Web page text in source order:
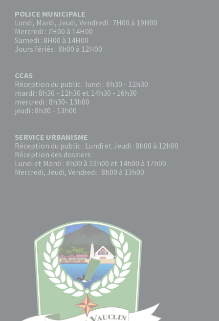
POLICE MUNICIPALE
Lundi, Mardi, Jeudi, Vendredi : 7H00 à 19H00
Mercredi : 7H00 à 14H00
Samedi : 8H00 à 14H00
Jours fériés : 8h00 à 12H00
CCAS
Réception du public : lundi : 8h30 - 12h30
mardi : 8h30 - 12h30 et 14h30 - 16h30
mercredi : 8h30- 13h00
jeudi : 8h30 - 13h00
SERVICE URBANISME
Réception du public : Lundi et Jeudi : 8h00 à 12h00
Réception des dossiers :
Lundi et Mardi : 8h00 à 13h00 et 14h00 à 17h00.
Mercredi, Jeudi, Vendredi : 8h00 à 13h00